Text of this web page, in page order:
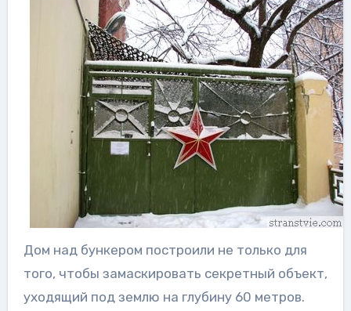
Дом над бункером построили не только для
того, чтобы замаскировать секретный объект,
уходящий под землю на глубину 60 метров.